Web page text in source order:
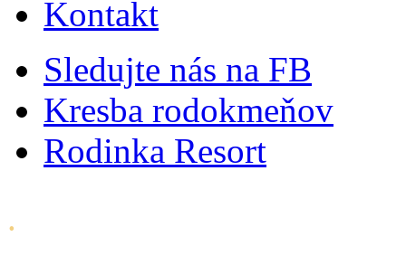
Kontakt
Sledujte nás na FB
Kresba rodokmeňov
Rodinka Resort
.